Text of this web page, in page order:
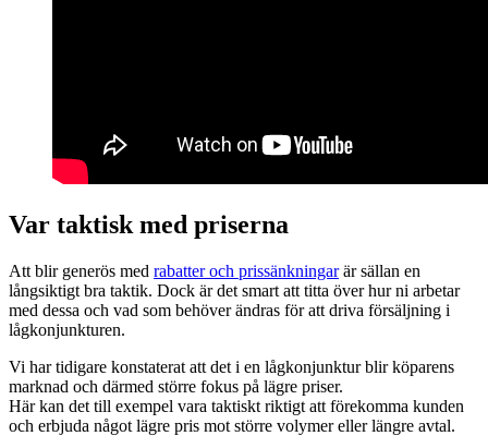
Var taktisk med priserna
Att blir generös med rabatter och prissänkningarär sällan en
långsiktigt bra taktik. Dock är det smart att titta över hur ni arbetar
med dessa och vad som behöver ändras för att driva försäljning i
lågkonjunkturen.
Vi har tidigare konstaterat att det i en lågkonjunktur blir köparens
marknad och därmed större fokus på lägre priser.
Här kan det till exempel vara taktiskt riktigt att förekomma kunden
och erbjuda något lägre pris mot större volymer eller längre avtal.